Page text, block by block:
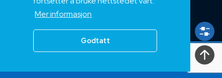
Mer informasjon
Godtatt
Eksport
Salgs og Leveringsbetingelser
rettigheter2024, Nek Kabel AS 2024